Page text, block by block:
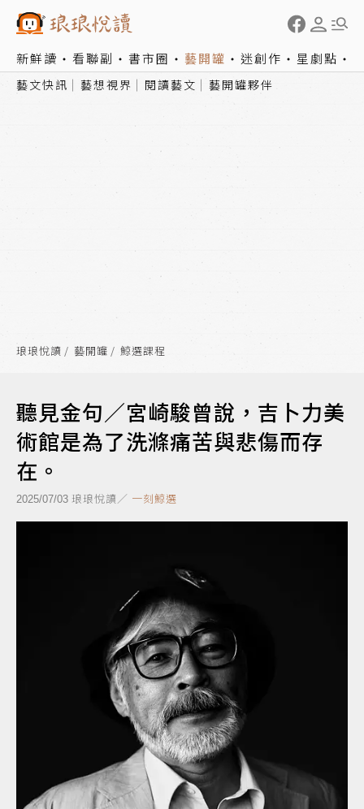
新鮮讀 看聯副 書市圈 藝開罐 迷創作 星劇點
藝文快訊 藝想視界 閱讀藝文 藝開罐夥伴
琅琅悅讀 藝開罐 鯨選課程
聽見金句／宮崎駿曾說，吉卜力美
術館是為了洗滌痛苦與悲傷而存
在。
2025/07/03 琅琅悅讀／ 一刻鯨選